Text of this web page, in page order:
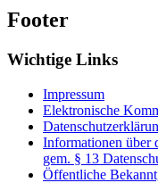
Footer
Wichtige Links
Impressum
Elektronische
Informationen über
gem. § 13
Öffentliche